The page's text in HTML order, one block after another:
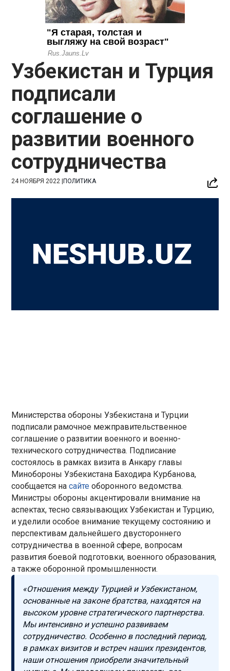
Узбекистан и Турция
подписали
соглашение о
развитии военного
сотрудничества
24 НОЯБРЯ 2022 |ПОЛИТИКА
Министерства обороны Узбекистана и Турции
подписали рамочное межправительственное
соглашение о развитии военного и военно-
технического сотрудничества. Подписание
состоялось в рамках визита в Анкару главы
Минобороны Узбекистана Баходира Курбанова,
сообщается насайте оборонного ведомства.
Министры обороны акцентировали внимание на
аспектах, тесно связывающих Узбекистан и Турцию,
и уделили особое внимание текущему состоянию и
перспективам дальнейшего двустороннего
сотрудничества в военной сфере, вопросам
развития боевой подготовки, военного образования,
а также оборонной промышленности.
«Отношения между Турцией и Узбекистаном,
основанные на законе братства, находятся на
высоком уровне стратегического партнерства.
Мы интенсивно и успешно развиваем
сотрудничество. Особенно в последний период,
в рамках визитов и встреч наших президентов,
наши отношения приобрели значительный